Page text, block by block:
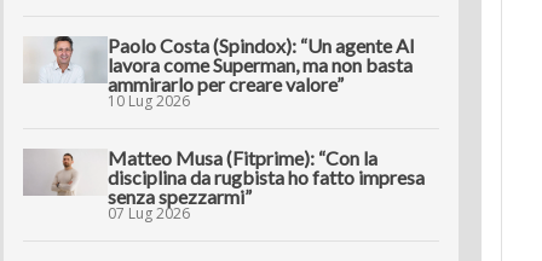
Paolo Costa (Spindox): “Un agente AI
lavora come Superman, ma non basta
ammirarlo per creare valore”
10 Lug 2026
Matteo Musa (Fitprime): “Con la
disciplina da rugbista ho fatto impresa
senza spezzarmi”
07 Lug 2026